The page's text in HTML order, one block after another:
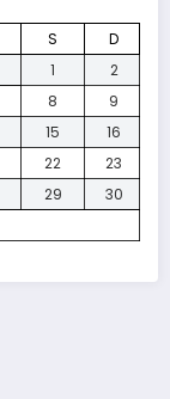
S
D
1
2
8
9
15
16
22
23
29
30